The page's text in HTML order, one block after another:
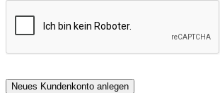
Neues Kundenkonto anlegen